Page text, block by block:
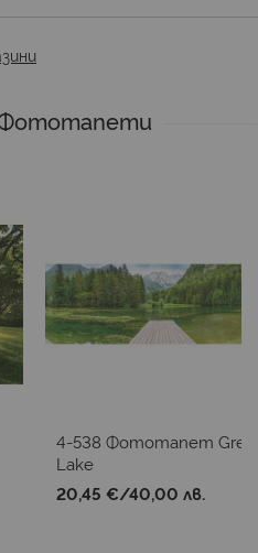
Фототапети
4-538 Фототапет
Lake
20,45 €/40,00 лв.